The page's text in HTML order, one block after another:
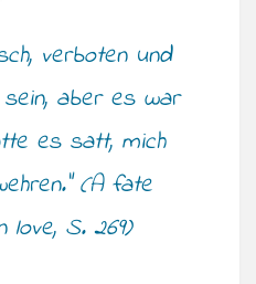
verboten und
aber es war
es satt, mich
(A fate
love, S. 269)